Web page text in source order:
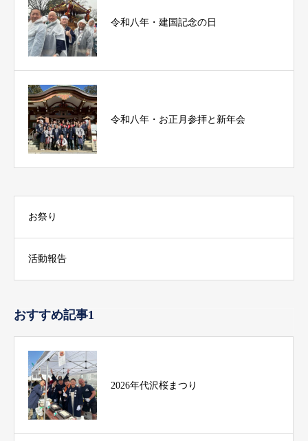
令和八年・建国記念の日
令和八年・お正月参拝と新年会
お祭り
活動報告
おすすめ記事1
2026年代沢桜まつり